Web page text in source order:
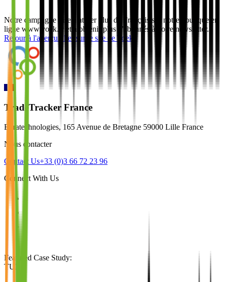
Notre campagne vise à attirer plus de Français sur notre boutique en
ligne www.yoek.fr et à obtenir plus d'abonnés à notre newsletter.
Retour à l'aperçuAller sur le site deYoek
TradeTracker France
Euratechnologies, 165 Avenue de Bretagne 59000 Lille France
Nous contacter
Contact Us+33 (0)3 66 72 23 96
Connect With Us
Featured Case Study:
TUI